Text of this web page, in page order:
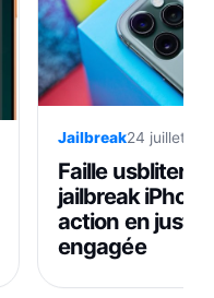
Jailbreak24 juillet
Faille usbliter8
jailbreak
action en
engagée